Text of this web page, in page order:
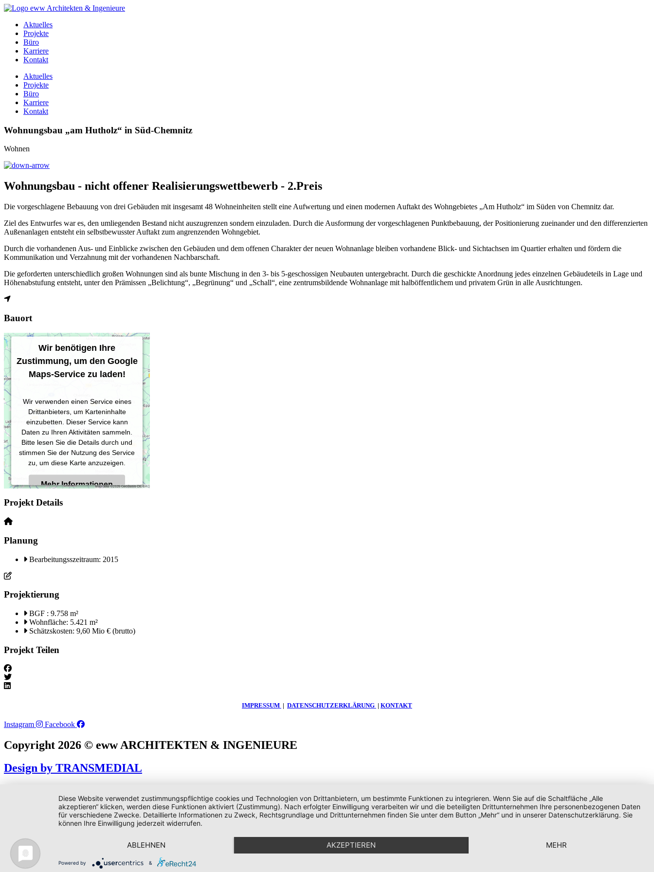
Aktuelles
Projekte
Büro
Karriere
Kontakt
Aktuelles
Projekte
Büro
Karriere
Kontakt
Wohnungsbau „am Hutholz“ in Süd-Chemnitz
Wohnen
Wohnungsbau - nicht offener Realisierungswettbewerb - 2.Preis
Die vorgeschlagene Bebauung von drei Gebäuden mit insgesamt 48 Wohneinheiten stellt eine Aufwertung und einen modernen Auftakt des Wohngebietes „Am Hutholz“ im Süden von Chemnitz dar.
Ziel des Entwurfes war es, den umliegenden Bestand nicht auszugrenzen sondern einzuladen. Durch die Ausformung der vorgeschlagenen Punktbebauung, der Positionierung zueinander und den differenzierten
Außenanlagen entsteht ein selbstbewusster Auftakt zum angrenzenden Wohngebiet.
Durch die vorhandenen Aus- und Einblicke zwischen den Gebäuden und dem offenen Charakter der neuen Wohnanlage bleiben vorhandene Blick- und Sichtachsen im Quartier erhalten und fördern die
Kommunikation und Verzahnung mit der vorhandenen Nachbarschaft.
Die geforderten unterschiedlich großen Wohnungen sind als bunte Mischung in den 3- bis 5-geschossigen Neubauten untergebracht. Durch die geschickte Anordnung jedes einzelnen Gebäudeteils in Lage und
Höhenabstufung entsteht, unter den Prämissen „Belichtung“, „Begrünung“ und „Schall“, eine zentrumsbildende Wohnanlage mit halböffentlichem und privatem Grün in alle Ausrichtungen.
Bauort
Wir benötigen Ihre
Zustimmung, um den Google
Maps-Service zu laden!
Wir verwenden einen Service eines
Drittanbieters, um Karteninhalte
einzubetten. Dieser Service kann
Daten zu Ihren Aktivitäten sammeln.
Bitte lesen Sie die Details durch und
stimmen Sie der Nutzung des Service
zu, um diese Karte anzuzeigen.
Mehr Informationen
Projekt Details
Planung
Bearbeitungsszeitraum: 2015
Projektierung
BGF : 9.758 m²
Wohnfläche: 5.421 m²
Schätzskosten: 9,60 Mio € (brutto)
Projekt Teilen
IMPRESSUM | DATENSCHUTZERKLÄRUNG | KONTAKT
Instagram Facebook
Copyright 2026 © eww ARCHITEKTEN & INGENIEURE
Design by TRANSMEDIAL
Diese Website verwendet zustimmungspflichtige cookies und Technologien von Drittanbietern, um bestimmte Funktionen zu integrieren. Wenn Sie auf die Schaltfläche „Alle
akzeptieren“ klicken, werden diese Funktionen aktiviert (Zustimmung). Nach erfolgter Einwilligung verarbeiten wir und die beteiligten Drittunternehmen Ihre personenbezogenen Daten
für verschiedene Zwecke. Detaillierte Informationen zu Zweck, Rechtsgrundlage und Drittunternehmen finden Sie unter dem Button „Mehr“ und in unserer Datenschutzerklärung. Sie
können Ihre Einwilligung jederzeit widerrufen.
ABLEHNEN AKZEPTIEREN MEHR
Powered by &